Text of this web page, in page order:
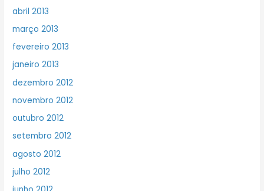
abril 2013
março 2013
fevereiro 2013
janeiro 2013
dezembro 2012
novembro 2012
outubro 2012
setembro 2012
agosto 2012
julho 2012